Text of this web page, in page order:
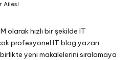
Ailesi
olarak hızlı bir şekilde IT
profesyonel IT blog yazarı
yeni makalelerini sıralamaya